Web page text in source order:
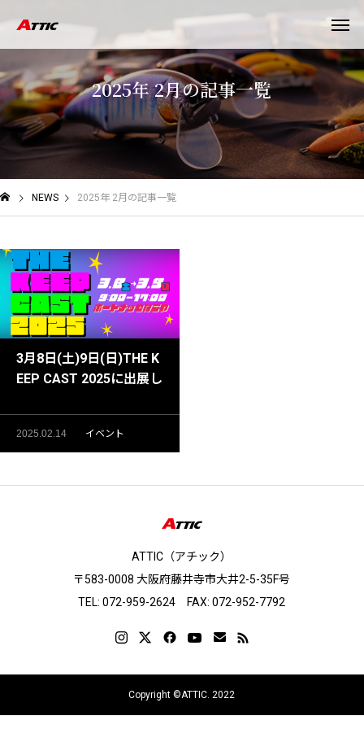
2025年2月の記事一覧
NEWS 2025年 2月の記事一覧
3月8日(土)9日(日)THE K
EEP CAST 2025に出展し
2025.02.14 イベント
ATTIC（アチック）
〒583-0008 大阪府藤井寺市大井2-5-35F号
TEL: 072-959-2624 FAX: 072-952-7792
Copyright ©ATTIC. 2022